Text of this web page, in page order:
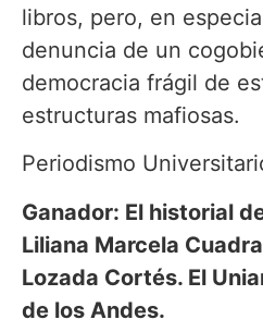
libros, pero, en
denuncia de un
democracia frágil de
estructuras mafiosas.
Periodismo
Ganador: El historial
Liliana Marcela
Lozada Cortés. El
de los Andes.